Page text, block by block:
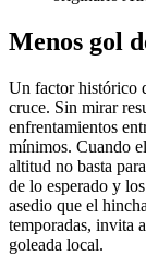
Menos gol
Un factor histórico
cruce. Sin mirar
enfrentamientos
mínimos. Cuando
altitud no basta
de lo esperado y
asedio que el
temporadas, invita
goleada local.